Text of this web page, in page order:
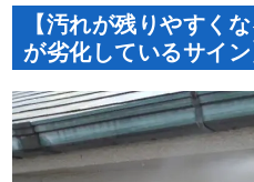
【汚れが残りやすく
が劣化しているサイン